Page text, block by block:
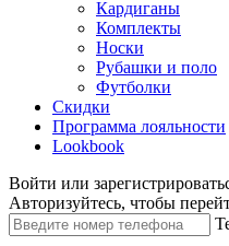
Кардиганы
Комплекты
Носки
Рубашки и поло
Футболки
Скидки
Программа лояльности
Lookbook
Войти или
Авторизуйтесь, чтобы